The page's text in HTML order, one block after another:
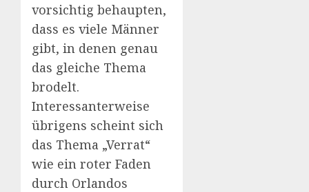
vorsichtig behaupten,
dass es viele Männer
gibt, in denen genau
das gleiche Thema
brodelt.
Interessanterweise
übrigens scheint sich
das Thema „Verrat“
wie ein roter Faden
durch Orlandos